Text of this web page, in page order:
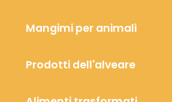
Mangimi per animali
Prodotti dell'alveare